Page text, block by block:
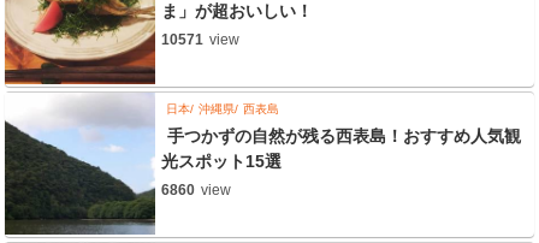
ま」が超おいしい！
10571 view
日本 沖縄県 西表島
手つかずの自然が残る西表島！おすすめ人気観
光スポット15選
6860 view